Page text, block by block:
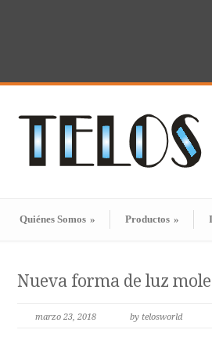
Quiénes Somos » Productos »
Nueva forma de luz
marzo 23, 2018 by telosworld